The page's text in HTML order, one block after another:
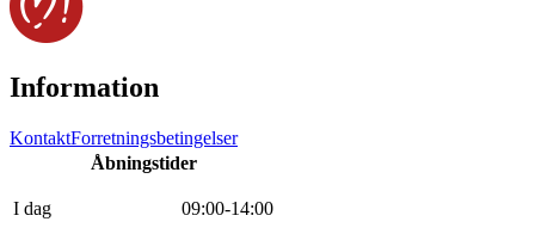
Information
KontaktForretningsbetingelser
Åbningstider
I dag 09:00-14:00